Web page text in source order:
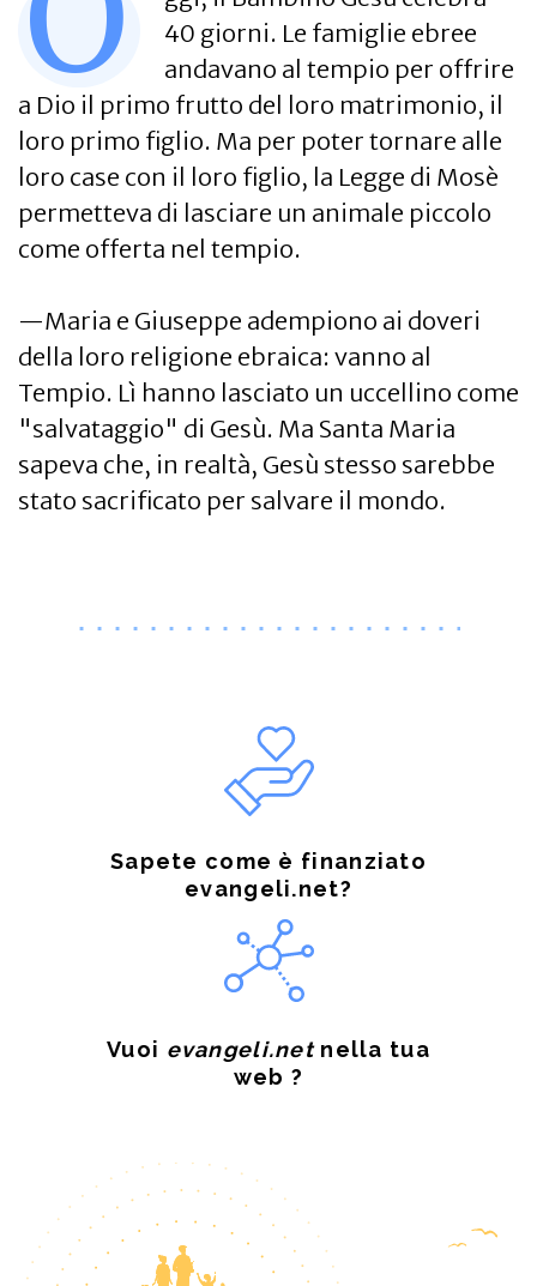
40 giorni. Le famiglie ebree
andavano al tempio per offrire
a Dio il primo frutto del loro matrimonio, il
loro primo figlio. Ma per poter tornare alle
loro case con il loro figlio, la Legge di Mosè
permetteva di lasciare un animale piccolo
come offerta nel tempio.
—Maria e Giuseppe adempiono ai doveri
della loro religione ebraica: vanno al
Tempio. Lì hanno lasciato un uccellino come
"salvataggio" di Gesù. Ma Santa Maria
sapeva che, in realtà, Gesù stesso sarebbe
stato sacrificato per salvare il mondo.
Sapete come è finanziato
evangeli.net?
Vuoi evangeli.netnella tua
web ?